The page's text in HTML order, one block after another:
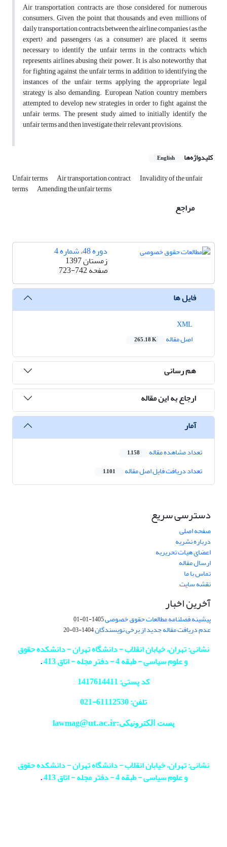
Air transportation contracts are those considered for numerous
consumers. Given the point that thousands and even millions of
daily transportation contracts between the airline companies (as the
expert) and passengers (as a consumer) are placed, it seems
necessary to identify the unfair terms in the contracts, which
represents airlines abusing their power. It is also noteworthy that
for fighting against the unfair terms, in addition to identifying the
instances of the unfair terms, applying the appropriate legal
strategy is also demanding. European Nation country members
attempted to develop new strategies in order to fight against the
unfair terms. The present study aimed to initially identify the
unfair terms and then investigate their relevant provisions.
کلیدواژه‌ها English
Unfair terms Air transportation contract Invalidity of the unfair
terms Amending the unfair terms
مراجع
دوره 48، شماره 4
زمستان 1397
صفحه723-742
فایل ها
اصل مقاله
265.18 K
هم رسانی
ارجاع به این مقاله
آمار
تعداد مشاهده مقاله 1,158
تعداد دریافت فایل اصل مقاله 1,101
دسترسی سریع
صفحه اصلی
درباره نشریه
اعضای هیات تحریریه
ارسال مقاله
تماس با ما
نقشه سایت
آخرین اخبار
پیشینه فصلنامه مطالعات حقوق خصوصی1405-01-01
عدم دریافت مقاله جدید از برخی نویسندگان1404-03-20
نشانی: تهران، خیابان انقلاب - دانشگاه تهران - دانشکده حقوق
و علوم سیاسی - طبقه 4 - دفتر مجله - اتاق 413
.
کد پستی: 1417614411
تلفن: 61112530-
021
پست الکترونیکی:lawmag@ut.ac.ir
نشانی: تهران، خیابان انقلاب - دانشگاه تهران - دانشکده حقوق
و علوم سیاسی - طبقه 4 - دفتر مجله - اتاق 413
.